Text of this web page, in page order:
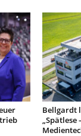
Bellgardt
„Spätlese